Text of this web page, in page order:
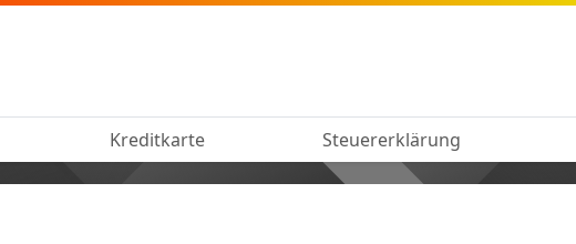
Kreditkarte Steuererklärung